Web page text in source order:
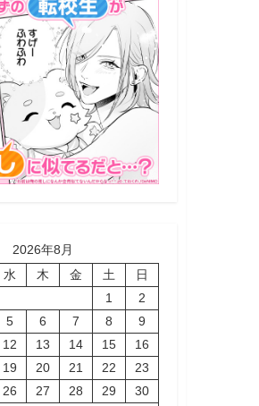
2026年8月
水 木 金 土
日
1
2
5 6 7 8
9
12 13 14 15
16
19 20 21 22
23
26 27 28 29
30